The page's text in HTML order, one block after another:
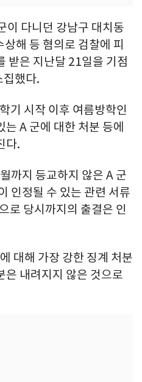
이 다니던 강남구 대치동
해 등 혐의로 검찰에 피
받은 지난달 21일을 기점
집했다.
기 시작 이후 여름방학인
A 군에 대한 처분 등에
다.
까지 등교하지 않은 A 군
인정될 수 있는 관련 서류
로 당시까지의 출결은 인
대해 가장 강한 징계 처분
은 내려지지 않은 것으로